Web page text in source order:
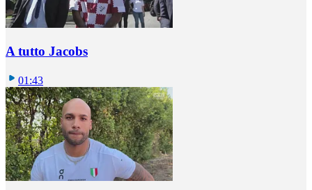
A tutto Jacobs
01:43